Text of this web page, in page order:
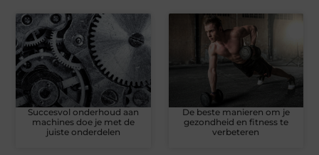
Succesvol onderhoud aan
machines doe je met de
juiste onderdelen
De beste manieren om je
gezondheid en fitness te
verbeteren